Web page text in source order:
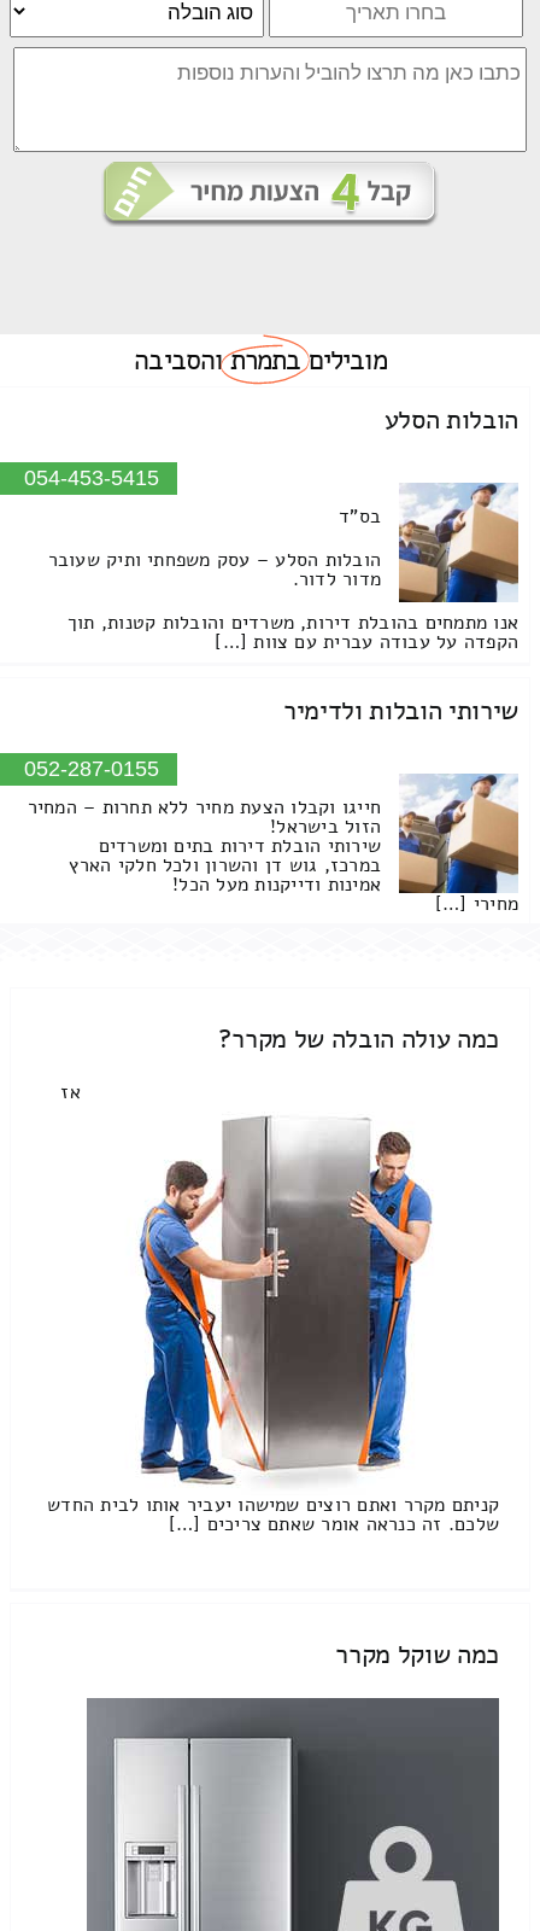
מוביליםבתמרתוהסביבה
הובלות הסלע
054-453-5415
בס"ד
הובלות הסלע – עסק משפחתי ותיק שעובר
מדור לדור.
אנו מתמחים בהובלת דירות, משרדים והובלות קטנות, תוך
הקפדה על עבודה עברית עם צוות […]
שירותי הובלות ולדימיר
052-287-0155
חייגו וקבלו הצעת מחיר ללא תחרות – המחיר
הזול בישראל!
שירותי הובלת דירות בתים ומשרדים
במרכז, גוש דן והשרון ולכל חלקי הארץ
אמינות ודייקנות מעל הכל!
מחירי […]
כמה עולה הובלה של מקרר?
אז
קניתם מקרר ואתם רוצים שמישהו יעביר אותו לבית החדש
שלכם. זה כנראה אומר שאתם צריכים […]
כמה שוקל מקרר